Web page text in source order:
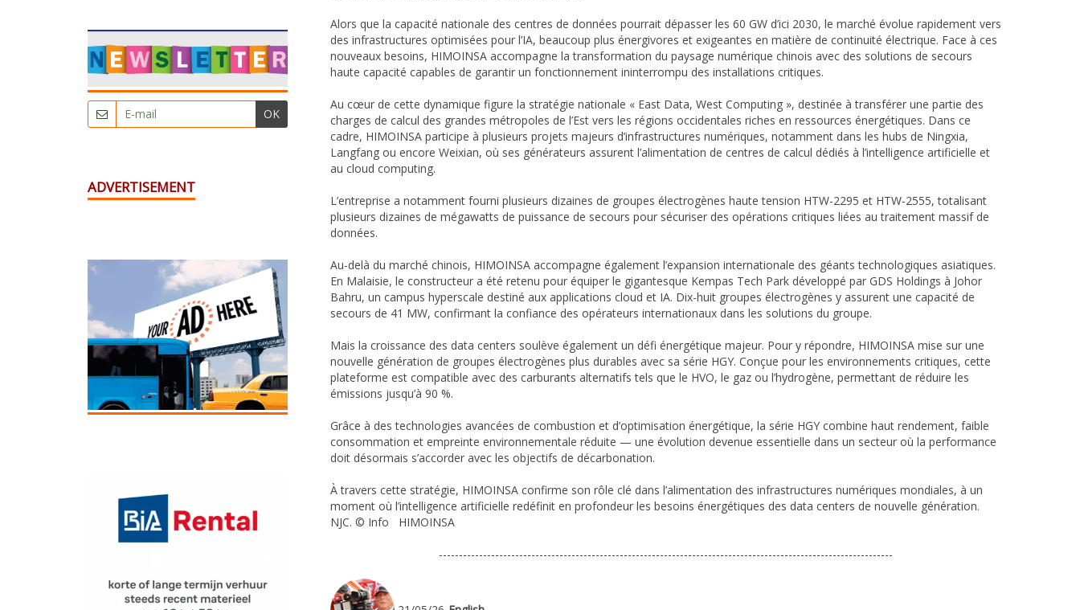
Alors que la capacité nationale des centres de données pourrait dépasser les 60 GW d’ici 2030, le marché évolue rapidement vers
des infrastructures optimisées pour l’IA, beaucoup plus énergivores et exigeantes en matière de continuité électrique. Face à ces
nouveaux besoins, HIMOINSA accompagne la transformation du paysage numérique chinois avec des solutions de secours
haute capacité capables de garantir un fonctionnement ininterrompu des installations critiques.
Au cœur de cette dynamique figure la stratégie nationale « East Data, West Computing », destinée à transférer une partie des
charges de calcul des grandes métropoles de l’Est vers les régions occidentales riches en ressources énergétiques. Dans ce
cadre, HIMOINSA participe à plusieurs projets majeurs d’infrastructures numériques, notamment dans les hubs de Ningxia,
Langfang ou encore Weixian, où ses générateurs assurent l’alimentation de centres de calcul dédiés à l’intelligence artificielle et
au cloud computing.
L’entreprise a notamment fourni plusieurs dizaines de groupes électrogènes haute tension HTW-2295 et HTW-2555, totalisant
plusieurs dizaines de mégawatts de puissance de secours pour sécuriser des opérations critiques liées au traitement massif de
données.
Au-delà du marché chinois, HIMOINSA accompagne également l’expansion internationale des géants technologiques asiatiques.
En Malaisie, le constructeur a été retenu pour équiper le gigantesque Kempas Tech Park développé par GDS Holdings à Johor
Bahru, un campus hyperscale destiné aux applications cloud et IA. Dix-huit groupes électrogènes y assurent une capacité de
secours de 41 MW, confirmant la confiance des opérateurs internationaux dans les solutions du groupe.
Mais la croissance des data centers soulève également un défi énergétique majeur. Pour y répondre, HIMOINSA mise sur une
nouvelle génération de groupes électrogènes plus durables avec sa série HGY. Conçue pour les environnements critiques, cette
plateforme est compatible avec des carburants alternatifs tels que le HVO, le gaz ou l’hydrogène, permettant de réduire les
émissions jusqu’à 90 %.
Grâce à des technologies avancées de combustion et d’optimisation énergétique, la série HGY combine haut rendement, faible
consommation et empreinte environnementale réduite — une évolution devenue essentielle dans un secteur où la performance
doit désormais s’accorder avec les objectifs de décarbonation.
À travers cette stratégie, HIMOINSA confirme son rôle clé dans l’alimentation des infrastructures numériques mondiales, à un
moment où l’intelligence artificielle redéfinit en profondeur les besoins énergétiques des data centers de nouvelle génération.
NJC. © Info HIMOINSA
-----------------------------------------------------------------------------------------------------------------
OK
ADVERTISEMENT